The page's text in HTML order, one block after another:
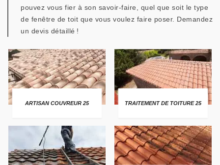
pouvez vous fier à son savoir-faire, quel que soit le type
de fenêtre de toit que vous voulez faire poser. Demandez
un devis détaillé !
ARTISAN COUVREUR 25 TRAITEMENT DE TOITURE 25